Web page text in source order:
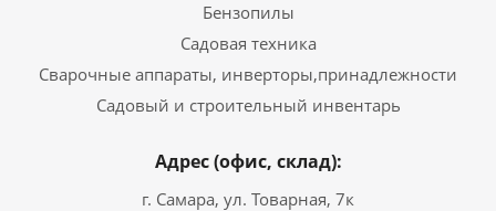
Бензопилы
Садовая техника
Сварочные аппараты, инверторы,принадлежности
Садовый и строительный инвентарь
Адрес (офис, склад):
г. Самара, ул. Товарная, 7к